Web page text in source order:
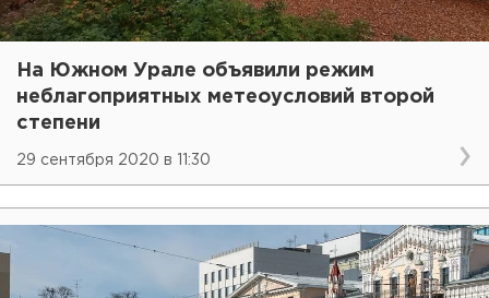
На Южном Урале объявили режим
неблагоприятных метеоусловий второй
степени
29 сентября 2020 в 11:30